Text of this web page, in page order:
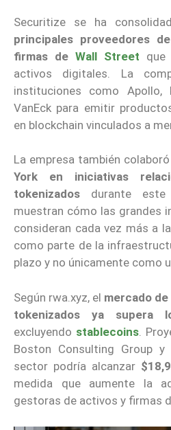
Securitize se ha
principales proveedores
firmas de Wall Street que
activos digitales. La
instituciones como Apollo,
VanEck para emitir
en blockchain vinculados a
La empresa también
York en iniciativas
tokenizados durante este
muestran cómo las grandes
consideran cada vez más a
como parte de la
plazo y no únicamente como
Según rwa.xyz, el mercado
tokenizados ya supera
excluyendo stablecoins .
Boston Consulting Group
sector podría alcanzar
medida que aumente la
gestoras de activos y firmas